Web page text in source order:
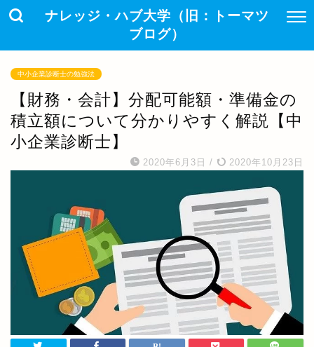
ナレッジ・ハブ大学（旧：トーマツ
ブログ）
中小企業診断士の勉強法
【財務・会計】分配可能額・準備金の
積立額について分かりやすく解説【中
小企業診断士】
2020年6月3日 / 2020年10月23日